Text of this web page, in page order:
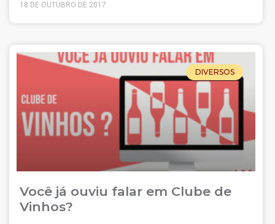
18 DE OUTUBRO DE 2017
DIVERSOS
Você já ouviu falar em Clube de
Vinhos?